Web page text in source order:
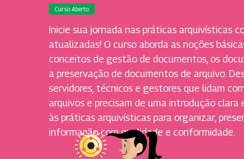
Curso Aberto
Inicie sua jornada nas práticas arquivísticas
atualizadas! O curso aborda as noções
conceitos de gestão de documentos, os
a preservação de documentos de arquivo.
servidores, técnicos e gestores que lidam
arquivos e precisam de uma introdução
às práticas arquivísticas para organizar,
informação com qualidade e conformidade.